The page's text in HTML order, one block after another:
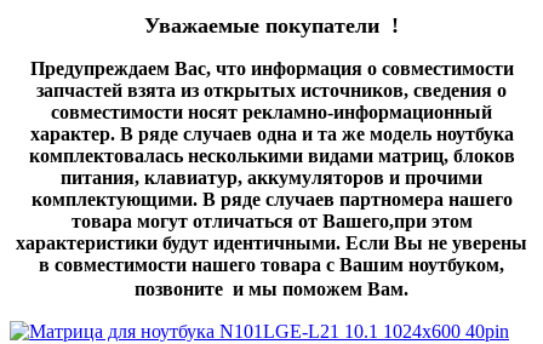
Уважаемые покупатели !
Предупреждаем Вас, что информация о совместимости
запчастей взята из открытых источников, сведения о
совместимости носят рекламно-информационный
характер. В ряде случаев одна и та же модель ноутбука
комплектовалась несколькими видами матриц, блоков
питания, клавиатур, аккумуляторов и прочими
комплектующими. В ряде случаев партномера нашего
товара могут отличаться от Вашего,при этом
характеристики будут идентичными. Если Вы не уверены
в совместимости нашего товара с Вашим ноутбуком,
позвоните и мы поможем Вам.